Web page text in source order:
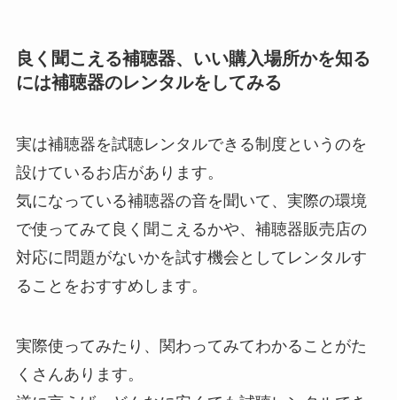
良く聞こえる補聴器、いい購入場所かを知る
には補聴器のレンタルをしてみる
実は補聴器を試聴レンタルできる制度というのを
設けているお店があります。
気になっている補聴器の音を聞いて、実際の環境
で使ってみて良く聞こえるかや、補聴器販売店の
対応に問題がないかを試す機会としてレンタルす
ることをおすすめします。
実際使ってみたり、関わってみてわかることがた
くさんあります。